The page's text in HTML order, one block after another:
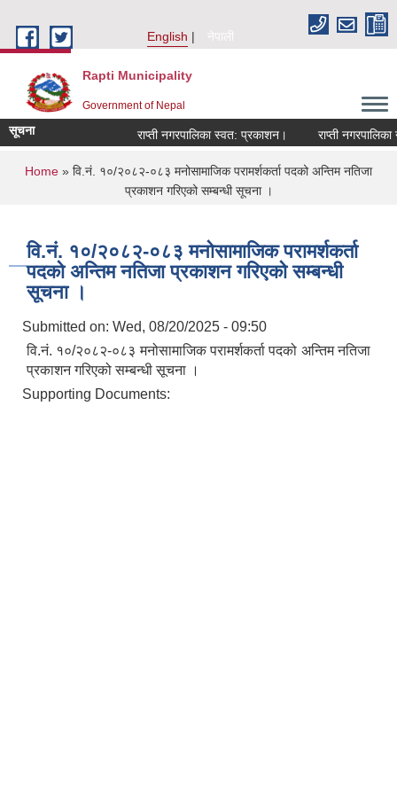
English
नेपाली
Rapti Municipality
Government of Nepal
सूचना राप्ती नगरपालिका स्वत: प्रकाशन। राप्ती नगरपालिका
You are here
Home » वि.नं. १०/२०८२-०८३ मनोसामाजिक परामर्शकर्ता पदको अन्तिम नतिजा
प्रकाशन गरिएको सम्बन्धी सूचना ।
वि.नं. १०/२०८२-०८३ मनोसामाजिक परामर्शकर्ता
पदको अन्तिम नतिजा प्रकाशन गरिएको सम्बन्धी
सूचना ।
Submitted on: Wed, 08/20/2025 - 09:50
वि.नं. १०/२०८२-०८३ मनोसामाजिक परामर्शकर्ता पदको अन्तिम नतिजा
प्रकाशन गरिएको सम्बन्धी सूचना ।
Supporting Documents: